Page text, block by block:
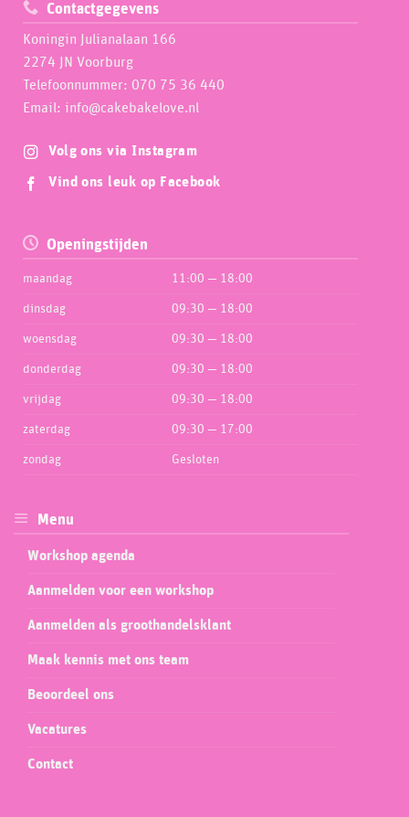
Contactgegevens
Koningin Julianalaan 166
2274 JN Voorburg
Telefoonnummer: 070 75 36 440
Email: info@cakebakelove.nl
Volg ons via Instagram
Vind ons leuk op Facebook
Openingstijden
maandag 11:00 — 18:00
dinsdag 09:30 — 18:00
woensdag 09:30 — 18:00
donderdag 09:30 — 18:00
vrijdag 09:30 — 18:00
zaterdag 09:30 — 17:00
zondag Gesloten
Menu
Workshop agenda
Aanmelden voor een workshop
Aanmelden als groothandelsklant
Maak kennis met ons team
Beoordeel ons
Vacatures
Contact